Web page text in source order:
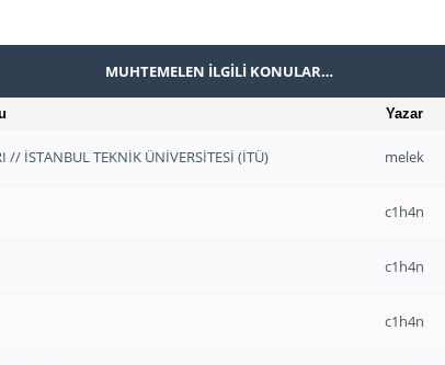
MUHTEMELEN İLGILI KONULAR…
Yazar
// İSTANBUL TEKNİK ÜNİVERSİTESİ (İTÜ) melek
c1h4n
c1h4n
c1h4n